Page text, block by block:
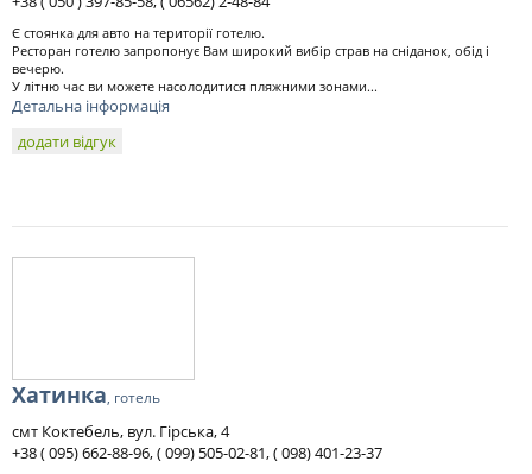
Є стоянка для авто на території готелю.
Ресторан готелю запропонує Вам широкий вибір страв на сніданок, обід і
вечерю.
У літню час ви можете насолодитися пляжними зонами...
Детальна інформація
додати відгук
Хатинка, готель
смт Коктебель, вул. Гірська, 4
+38 ( 095) 662-88-96, ( 099) 505-02-81, ( 098) 401-23-37